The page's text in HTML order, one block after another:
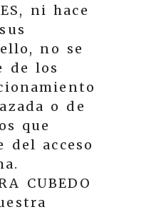
, ni hace
no se
de los
o de
que
del acceso
CUBEDO